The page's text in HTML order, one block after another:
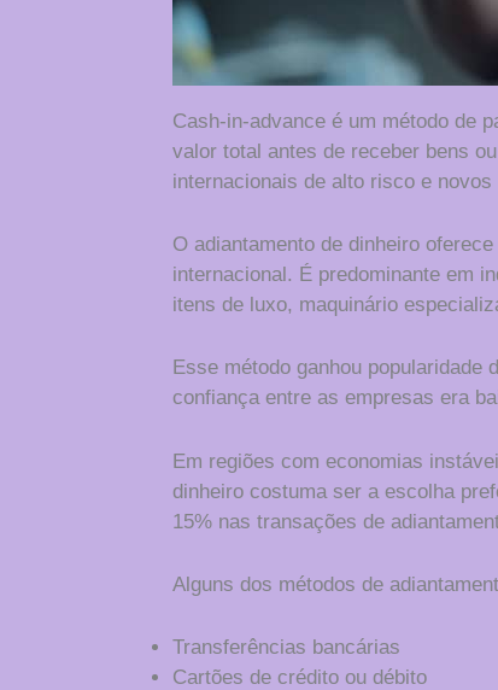
Cash-in-advance é um método de
valor total antes de receber bens
internacionais de alto risco e
O adiantamento de dinheiro
internacional. É predominante em
itens de luxo, maquinário
Esse método ganhou popularidade
confiança entre as empresas era
Em regiões com economias
dinheiro costuma ser a escolha
15% nas transações de
Alguns dos métodos de
Transferências bancárias
Cartões de crédito ou débito